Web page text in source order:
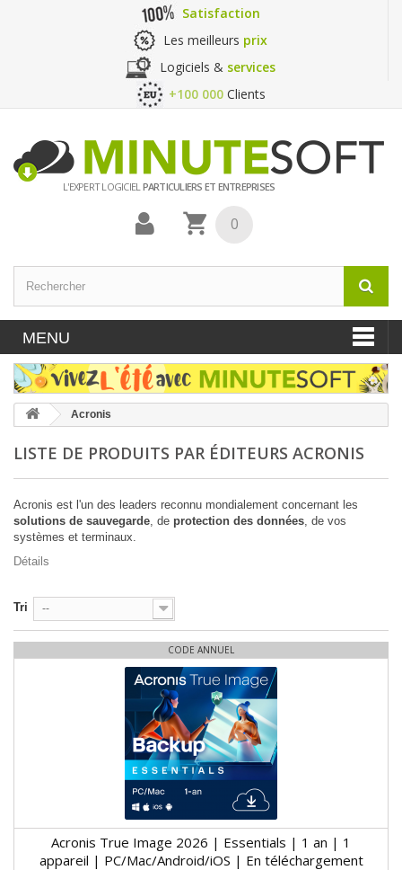
Satisfaction
Les meilleurs prix
Logiciels & services
+100 000 Clients
L'EXPERT LOGICIELPARTICULIERS ET ENTREPRISES
0
MENU
Acronis
LISTE DE PRODUITS PAR ÉDITEURS ACRONIS
Acronis est l'un des leaders reconnu mondialement concernant les
solutions de sauvegarde, de protection des données, de vos
systèmes et terminaux.
Détails
Tri --
CODE ANNUEL
Acronis True Image 2026 | Essentials | 1 an | 1
appareil | PC/Mac/Android/iOS | En téléchargement